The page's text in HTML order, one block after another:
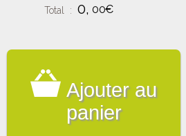
Total : 0, 00€
Ajouter au
panier